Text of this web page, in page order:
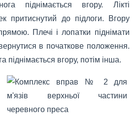
піднімається вгору. Лікті
притиснутий до підлоги. Вгору
Плечі і лопатки піднімати
в початкове положення.
піднімається вгору, потім інша.